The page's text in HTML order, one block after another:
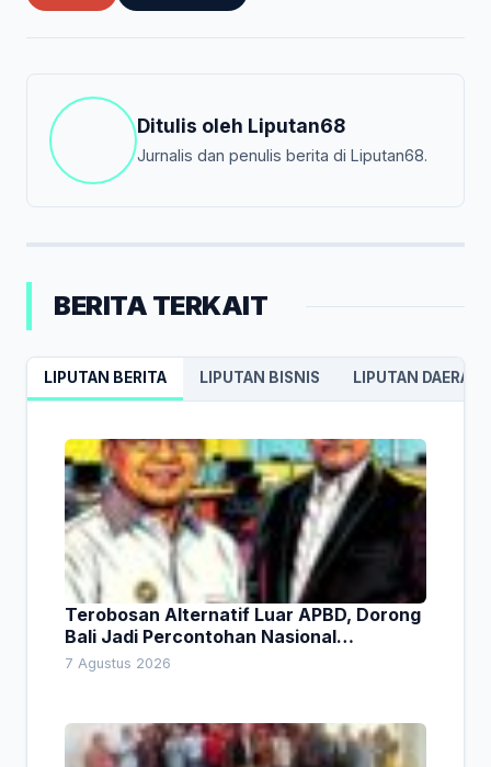
Ditulis oleh Liputan68
Jurnalis dan penulis berita di Liputan68.
BERITA TERKAIT
LIPUTAN BERITA LIPUTAN BISNIS LIPUTAN DAERAH
Terobosan Alternatif Luar APBD, Dorong
Bali Jadi Percontohan Nasional
Pembiayaan Daerah
7 Agustus 2026